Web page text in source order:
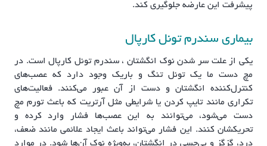
پیشرفت این عارضه جلوگیری کند.
بیماری سندرم تونل کارپال
یکی از علت سر شدن نوک انگشتان ، سندرم تونل کارپال است. در
مچ دست ما یک تونل تنگ و باریک وجود دارد که عصب‌های
کنترل‌کننده انگشتان و دست از آن عبور می‌کنند. فعالیت‌های
تکراری مانند تایپ کردن یا شرایطی مثل آرتریت که باعث تورم مچ
دست می‌شود، می‌توانند به این عصب‌ها فشار وارد کرده و
تحریکشان کنند. این فشار می‌تواند باعث ایجاد علائمی مانند ضعف،
درد، گزگز و بی‌حسی در انگشتان، به‌ویژه نوک آن‌ها شود. در موارد